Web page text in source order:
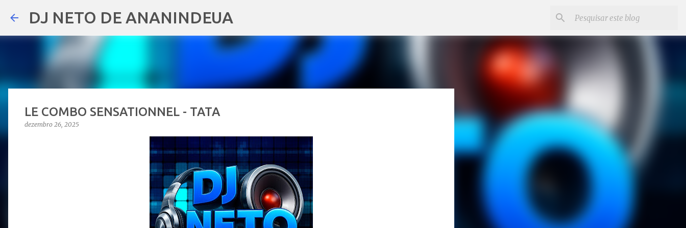
DJ NETO DE ANANINDEUA
LE COMBO SENSATIONNEL - TATA
dezembro 26, 2025